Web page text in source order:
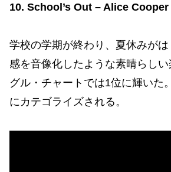
10. School’s Out – Alice Cooper
学校の学期が終わり、夏休みが
感を音像化したような素晴らし
グル・チャートでは1位に輝いた
にカテゴライズされる。